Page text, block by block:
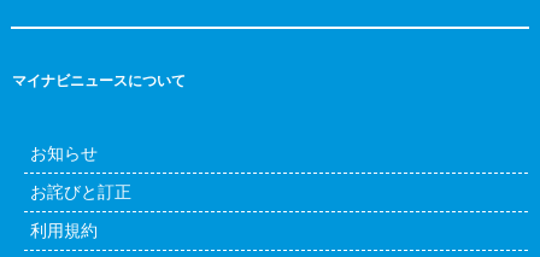
マイナビニュースについて
お知らせ
お詫びと訂正
利用規約